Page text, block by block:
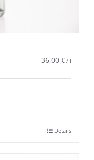
36,00 € / l
Details